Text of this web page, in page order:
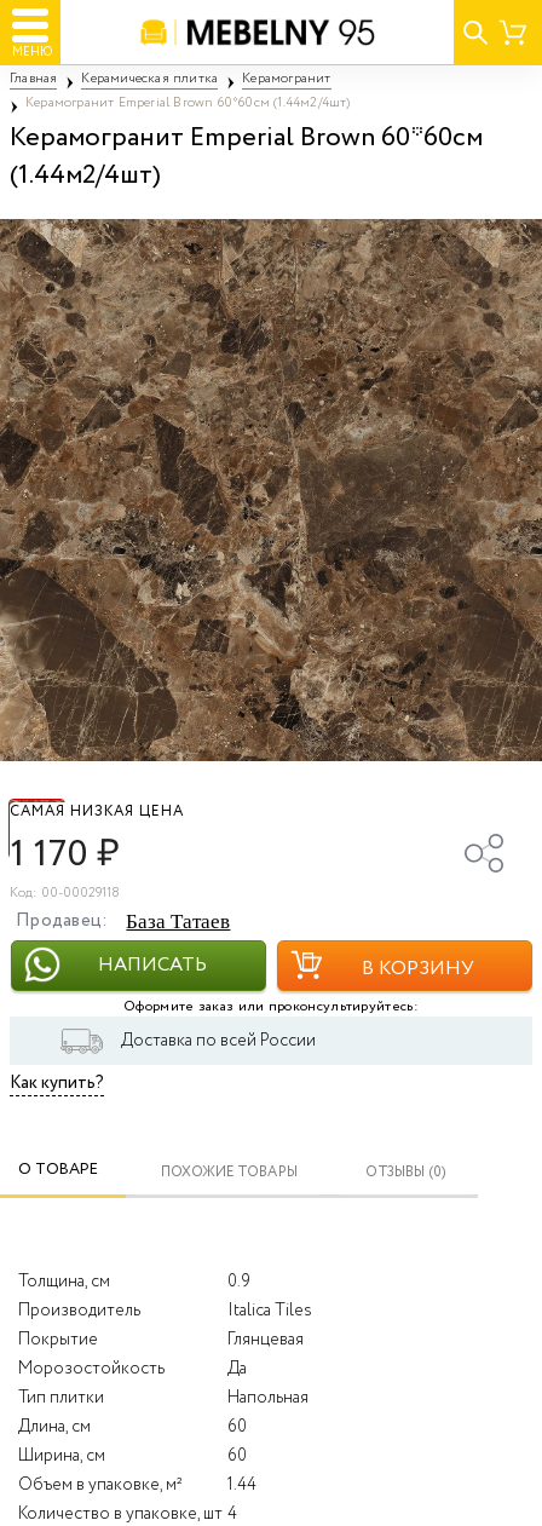
МЕНЮ
Главная Керамическая плитка
Керамогранит
Керамогранит Emperial Brown 60*60см (1.44м2/4шт)
Керамогранит Emperial Brown 60*60см
(1.44м2/4шт)
САМАЯ НИЗКАЯ ЦЕНА
1 170₽
Код: 00-00029118
Продавец: База Татаев
НАПИСАТЬ В КОРЗИНУ
Оформите заказ или проконсультируйтесь:
Доставка по всей России
Как купить?
О ТОВАРЕ ПОХОЖИЕ ТОВАРЫ ОТЗЫВЫ (0)
Толщина, см
0.9
Производитель
Italica Tiles
Покрытие
Глянцевая
Морозостойкость
Да
Тип плитки
Напольная
Длина, см
60
Ширина, см
60
Объем в упаковке, м²
1.44
Количество в упаковке, шт 4